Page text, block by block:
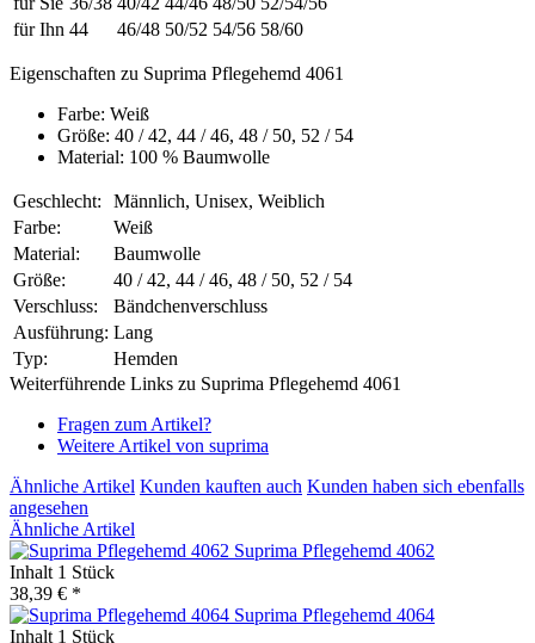
für Ihn 44 46/48 50/52 54/56 58/60
Eigenschaften zu Suprima Pflegehemd 4061
Farbe: Weiß
Größe: 40 / 42, 44 / 46, 48 / 50, 52 / 54
Material: 100 % Baumwolle
Geschlecht:
Männlich, Unisex, Weiblich
Farbe:
Weiß
Material:
Baumwolle
Größe:
40 / 42, 44 / 46, 48 / 50, 52 / 54
Verschluss:
Bändchenverschluss
Ausführung: Lang
Typ:
Hemden
Weiterführende Links zu Suprima Pflegehemd 4061
Fragen zum Artikel?
Weitere Artikel von suprima
Ähnliche Artikel Kunden kauften auch Kunden haben sich ebenfalls
angesehen
Ähnliche Artikel
Suprima Pflegehemd 4062
Inhalt 1 Stück
38,39 € *
Suprima Pflegehemd 4064
Inhalt 1 Stück